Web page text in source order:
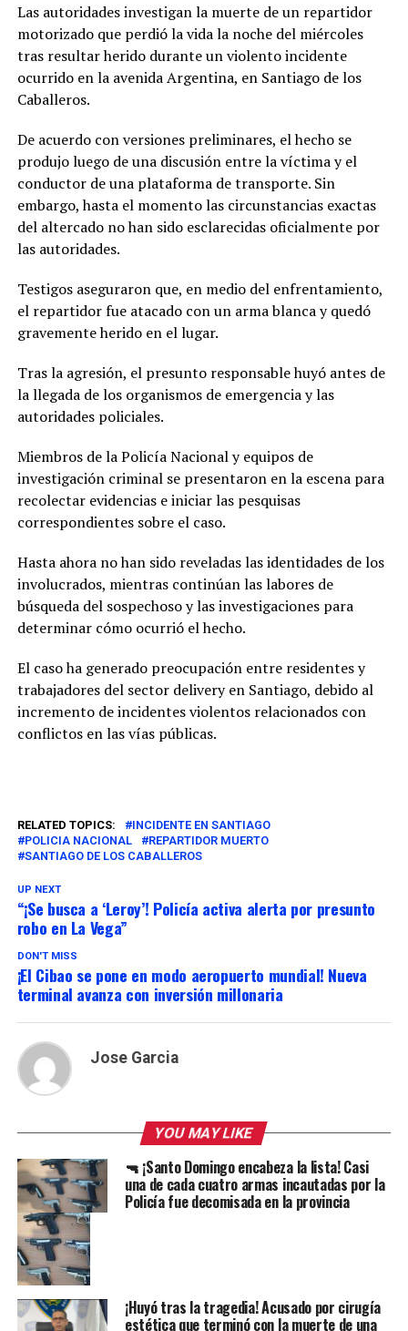
Las autoridades investigan la muerte de un repartidor
motorizado que perdió la vida la noche del miércoles
tras resultar herido durante un violento incidente
ocurrido en la avenida Argentina, en Santiago de los
Caballeros.
De acuerdo con versiones preliminares, el hecho se
produjo luego de una discusión entre la víctima y el
conductor de una plataforma de transporte. Sin
embargo, hasta el momento las circunstancias exactas
del altercado no han sido esclarecidas oficialmente por
las autoridades.
Testigos aseguraron que, en medio del enfrentamiento,
el repartidor fue atacado con un arma blanca y quedó
gravemente herido en el lugar.
Tras la agresión, el presunto responsable huyó antes de
la llegada de los organismos de emergencia y las
autoridades policiales.
Miembros de la Policía Nacional y equipos de
investigación criminal se presentaron en la escena para
recolectar evidencias e iniciar las pesquisas
correspondientes sobre el caso.
Hasta ahora no han sido reveladas las identidades de los
involucrados, mientras continúan las labores de
búsqueda del sospechoso y las investigaciones para
determinar cómo ocurrió el hecho.
El caso ha generado preocupación entre residentes y
trabajadores del sector delivery en Santiago, debido al
incremento de incidentes violentos relacionados con
conflictos en las vías públicas.
RELATED TOPICS:
INCIDENTE EN SANTIAGO
POLICIA NACIONAL
REPARTIDOR MUERTO
SANTIAGO DE LOS CABALLEROS
UP NEXT
“¡Se busca a ‘Leroy’! Policía activa alerta por presunto
robo en La Vega”
DON'T MISS
¡El Cibao se pone en modo aeropuerto mundial! Nueva
terminal avanza con inversión millonaria
Jose Garcia
YOU MAY LIKE
🔫 ¡Santo Domingo encabeza la lista! Casi
una de cada cuatro armas incautadas por la
Policía fue decomisada en la provincia
¡Huyó tras la tragedia! Acusado por cirugía
estética que terminó con la muerte de una